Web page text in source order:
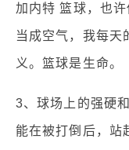
加内特 篮球，也
当成空气，我每天
义。篮球是生命。
3、球场上的强硬
能在被打倒后，站